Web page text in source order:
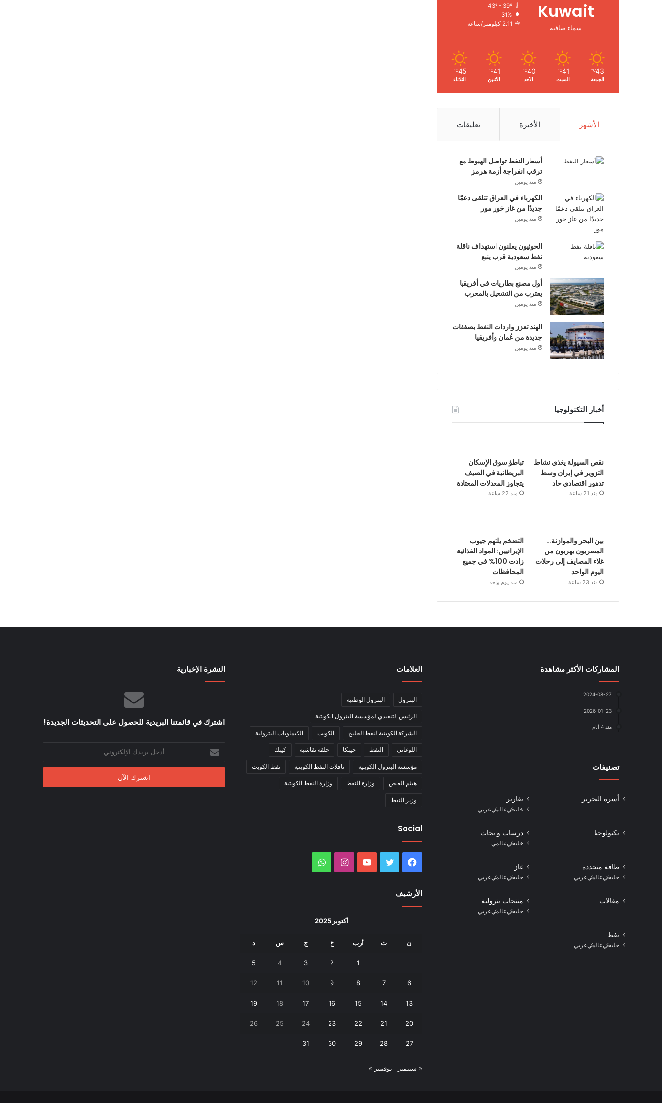
Kuwait
سماء صافية
43º - 39º
31%
2.11 كيلومتر/ساعة
43
℃
الجمعة
41
℃
السبت
40
℃
الأحد
41
℃
الأثنين
45
℃
الثلاثاء
الأشهر الأخيرة تعليقات
أسعار النفط تواصل الهبوط مع
ترقب انفراجة أزمة هرمز
منذ يومين
الكهرباء في العراق تتلقى دعمًا
جديدًا من غاز خور مور
منذ يومين
الحوثيون يعلنون استهداف ناقلة
نفط سعودية قرب ينبع
منذ يومين
أول مصنع بطاريات في أفريقيا
يقترب من التشغيل بالمغرب
منذ يومين
الهند تعزز واردات النفط بصفقات
جديدة من عُمان وأفريقيا
منذ يومين
أخبار التكنولوجيا
نقص السيولة يغذي نشاط
التزوير في إيران وسط
تدهور اقتصادي حاد
منذ 21 ساعة
تباطؤ سوق الإسكان
البريطانية في الصيف
يتجاوز المعدلات المعتادة
منذ 22 ساعة
بين البحر والموازنة…
المصريون يهربون من
غلاء المصايف إلى رحلات
اليوم الواحد
منذ 23 ساعة
التضخم يلتهم جيوب
الإيرانيين: المواد الغذائية
زادت 100% في جميع
المحافظات
منذ يوم واحد
المشاركات الأكثر مشاهدة
2024-08-27
2026-01-23
منذ 4 أيام
تصنيفات
أسرة التحرير تقارير
خليجيعالميعربي
تكنولوجيا درسات وابحاث
خليجيعالمي
طاقة متجددة
خليجيعالميعربي
غاز
خليجيعالميعربي
مقالات منتجات بترولية
خليجيعالميعربي
نفط
خليجيعالميعربي
العلامات
البترول البترول الوطنية
الرئيس التنفيذي لمؤسسة البترول الكويتية
الشركة الكويتية لنفط الخليج الكويت الكيماويات البترولية
اللوغاني النفط جيبكا حلقة نقاشية كيبك
مؤسسة البترول الكويتية ناقلات النفط الكويتية نفط الكويت
هيثم الغيص وزارة النفط وزارة النفط الكويتية
وزير النفط
Social
فيسبوك تويتر يوتيوب انستقرام
الأرشيف
أكتوبر 2025
ن ث أرب خ ج س د
1
2
3
4
5
6
7
8
9
10
11
12
13
14
15
16
17
18
19
20
21
22
23
24
25
26
27
28
29
30
31
« سبتمبر نوفمبر »
النشرة الإخبارية
اشترك في قائمتنا البريدية للحصول على التحديثات الجديدة!
بريدك
الإلكتروني